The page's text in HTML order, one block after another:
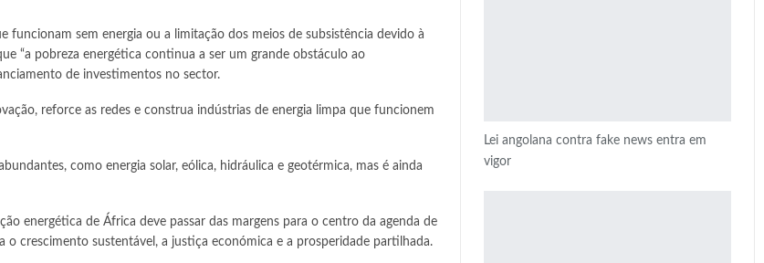
funcionam sem energia ou a limitação dos meios de subsistência devido à
“a pobreza energética continua a ser um grande obstáculo ao
de investimentos no sector.
reforce as redes e construa indústrias de energia limpa que funcionem
como energia solar, eólica, hidráulica e geotérmica, mas é ainda
energética de África deve passar das margens para o centro da agenda de
crescimento sustentável, a justiça económica e a prosperidade partilhada.
Lei angolana contra fake news entra em
vigor